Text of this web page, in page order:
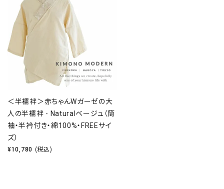
＜半襦袢＞赤ちゃんWガーゼの大
人の半襦袢 - Naturalベージュ（筒
袖・半衿付き・綿100%・FREEサイ
ズ）
¥10,780 (税込)